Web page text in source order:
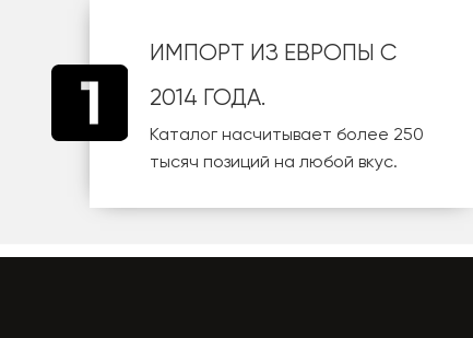
ИМПОРТ ИЗ ЕВРОПЫ С
2014 ГОДА.
Каталог насчитывает более 250
тысяч позиций на любой вкус.